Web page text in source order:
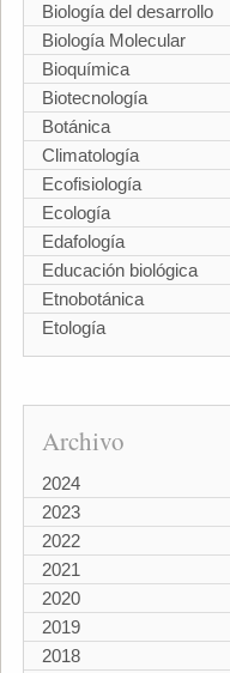
Biología del desarrollo
Biología Molecular
Bioquímica
Biotecnología
Botánica
Climatología
Ecofisiología
Ecología
Edafología
Educación biológica
Etnobotánica
Etología
Archivo
2024
2023
2022
2021
2020
2019
2018